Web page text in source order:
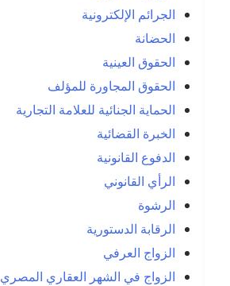
الجرائم الإلكترونية
الحضانة
الحقوق العينية
الحقوق المجاورة للمؤلف
الحماية الجنائية للعلامة التجارية
الخبرة القضائية
الدفوع القانونية
الرأي القانوني
الرشوة
الرقابة الدستورية
الزواج العرفي
الزواج في الشهر العقاري المصري